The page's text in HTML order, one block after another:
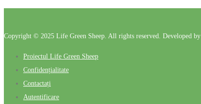
Copyright © 2025 Life Green Sheep. All rights reserved. Developed by
Proiectul Life Green Sheep
Confidențialitate
Contactați
Autentificare